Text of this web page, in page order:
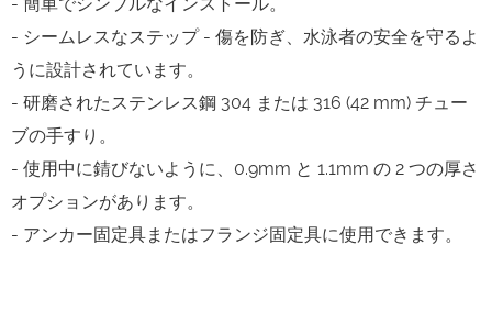
- シームレスなステップ - 傷を防ぎ、水泳者の安全を守るよ
うに設計されています。
- 研磨されたステンレス鋼 304 または 316 (42 mm) チュー
ブの手すり。
- 使用中に錆びないように、0.9mm と 1.1mm の 2 つの厚さ
オプションがあります。
- アンカー固定具またはフランジ固定具に使用できます。